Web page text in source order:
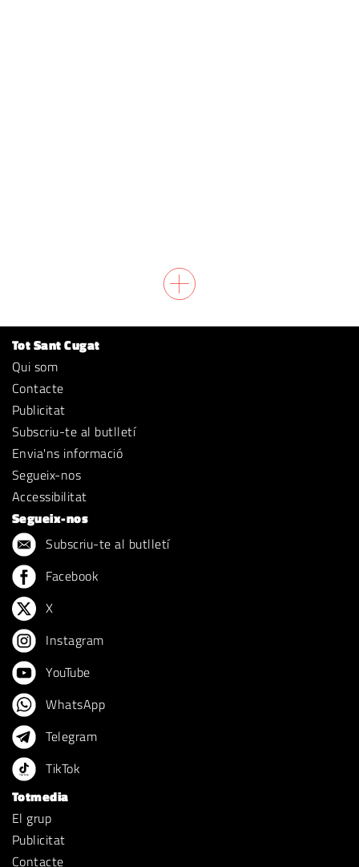
Tot Sant Cugat
Qui som
Contacte
Publicitat
Subscriu-te al butlletí
Envia'ns informació
Segueix-nos
Accessibilitat
Segueix-nos
Subscriu-te al butlletí
Facebook
X
Instagram
YouTube
WhatsApp
Telegram
TikTok
Totmedia
El grup
Publicitat
Contacte